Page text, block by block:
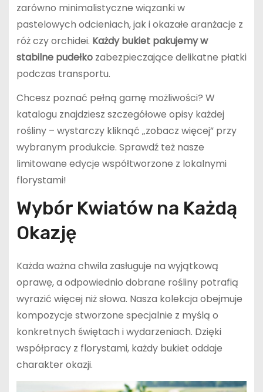
zarówno minimalistyczne wiązanki w
pastelowych odcieniach, jak i okazałe aranżacje z
róż czy orchidei. Każdy bukiet pakujemy w
stabilne pudełkozabezpieczające delikatne płatki
podczas transportu.
Chcesz poznać pełną gamę możliwości? W
katalogu znajdziesz szczegółowe opisy każdej
rośliny – wystarczy kliknąć „zobacz więcej” przy
wybranym produkcie. Sprawdź też nasze
limitowane edycje współtworzone z lokalnymi
florystami!
Wybór Kwiatów na Każdą
Okazję
Każda ważna chwila zasługuje na wyjątkową
oprawę, a odpowiednio dobrane rośliny potrafią
wyrazić więcej niż słowa. Nasza kolekcja obejmuje
kompozycje stworzone specjalnie z myślą o
konkretnych świętach i wydarzeniach. Dzięki
współpracy z florystami, każdy bukiet oddaje
charakter okazji.